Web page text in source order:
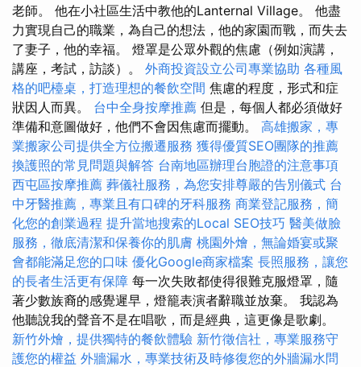
老師。 他在小社區生活中教他的Lanternal Village。 他盡
力實現自己的職業，為自己的想法，他的家園而戰，而失去
了妻子，他的幸福。 燈罩是公眾外觀的焦慮（例如演講，
講座，考試，訪談）。 外商投資設立公司專業協助 各種風
格的吧檯桌，打造理想的餐飲空間 焦慮的程度，形式和症
狀因人而異。 台中全身按摩推薦 但是，每個人都必須做好
準備和意圖做好，他們不會因焦慮而擺動。 高雄搬家，專
業搬家公司提供全方位搬遷服務 獲得優質SEO團隊的推薦
換護照的常見問題與解答 台南地區辦理台胞證的注意事項
西屯區按摩推薦 葬儀社服務，為您安排尊嚴的告別儀式 台
中牙醫推薦，專業且有口碑的牙科服務 商業登記服務，簡
化您的創業過程 提升當地搜索的Local SEO技巧 醫美做臉
服務，徹底清潔和保養你的肌膚 桃園外燴，無論婚宴或聚
會都能滿足您的口味 優化Google商家檔案 長照服務，讓您
的長者生活更有保障 每一次失敗都使得很難克服燈罩，隨
著少數族裔的感覺遲早，燈籠表演者辭職並放棄。 我認為
他聽說我的聲音不是在唱歌，而是經典，這更像是歌劇。
新竹外燴，提供獨特的餐飲體驗 新竹徵信社，專業服務守
護您的權益 外牆漏水，專業技術及時修復您的外牆漏水問